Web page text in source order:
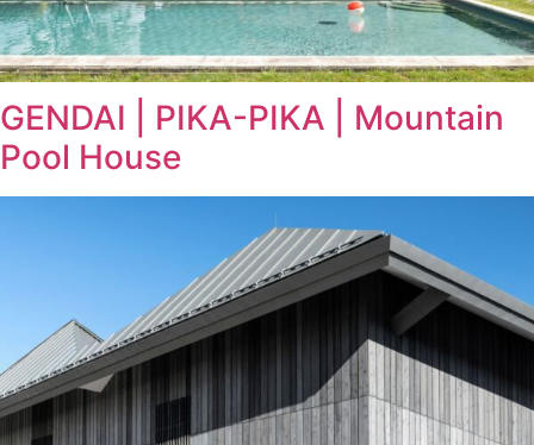
GENDAI | PIKA-PIKA | Mountain
Pool House